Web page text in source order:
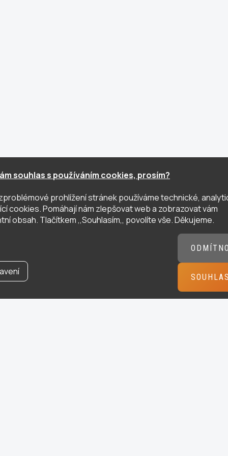
souhlas s používáním cookies, prosím?
prohlížení stránek používáme technické,
cookies. Pomáhají nám zlepšovat web a zobrazovat vám
obsah. Tlačítkem ,,Souhlasím,, povolíte vše. Děkujeme.